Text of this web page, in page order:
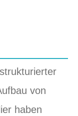
von
haben